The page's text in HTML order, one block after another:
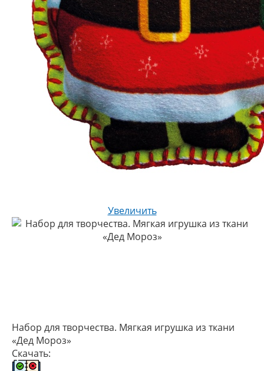
Увеличить
Набор для творчества. Мягкая игрушка из ткани
«Дед Мороз»
Скачать: